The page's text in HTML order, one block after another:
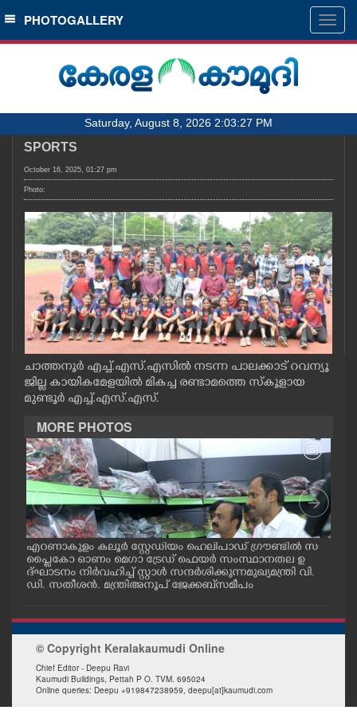
SECTIONS
HOME
NOTIFIED NEWS
KERALA
LOCAL
OBITUARY
NEWS 360
CASE DIARY
OPINION
PHOTOS
LIFESTYLE
INFO+
ART
PHOTOGALLERY
Saturday, August 8, 2026 2:03:27 PM
SPORTS
October 16, 2025, 01:27 pm
Photo:
ചാത്തനൂർ എച്ച്.എസ്.എസിൽ നടന്ന പാലക്കാട് റവന്യൂ
ജില്ല കായികമേളയിൽ മികച്ച രണ്ടാമത്തെ സ്കൂളായ
മുണ്ടൂർ എച്ച്.എസ്.എസ്.
MORE PHOTOS
എറണാകുളം കലൂർ സ്റ്റേഡിയം ഹെലിപാഡ് ഗ്രൗണ്ടിൽ സ
പ്ളൈകോ ഓണം മെഗാ ട്രേഡ് ഫെയർ സംസ്ഥാനതല ഉ
ദ്ഘാടനം നിർവഹിച്ച് സ്റ്റാൾ സന്ദർശിക്കുന്ന മുഖ്യമന്ത്രി വി.
ഡി. സതീശൻ. മന്ത്രി അനൂപ് ജേക്കബ് സമീപം
© Copyright Keralakaumudi Online
Chief Editor - Deepu Ravi
Kaumudi Buildings, Pettah P O. TVM. 695024
Online queries: Deepu +919847238959, deepu[at]kaumudi.com